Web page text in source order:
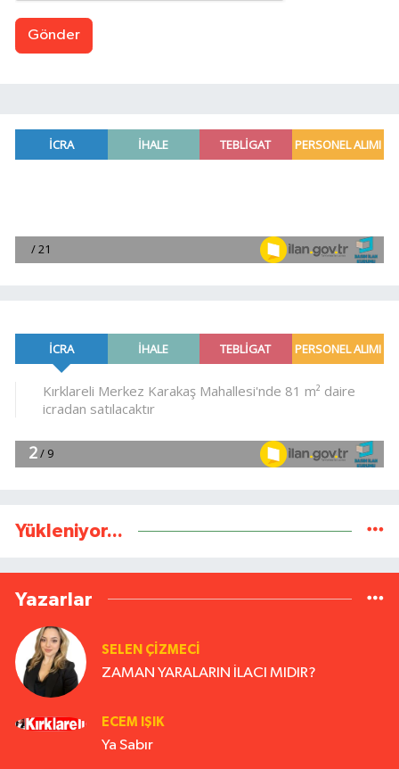
Gönder
Yükleniyor...
Yazarlar
SELEN ÇİZMECİ
ZAMAN YARALARIN İLACI MIDIR?
ECEM IŞIK
Ya Sabır